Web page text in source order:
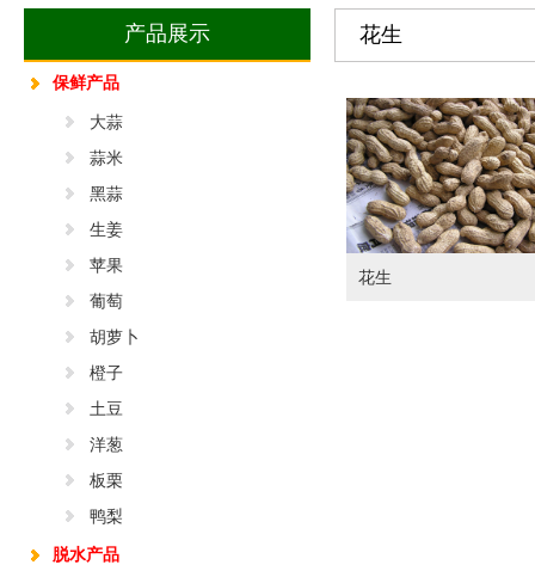
产品展示
保鲜产品
大蒜
蒜米
黑蒜
生姜
苹果
葡萄
胡萝卜
橙子
土豆
洋葱
板栗
鸭梨
脱水产品
花生
花生